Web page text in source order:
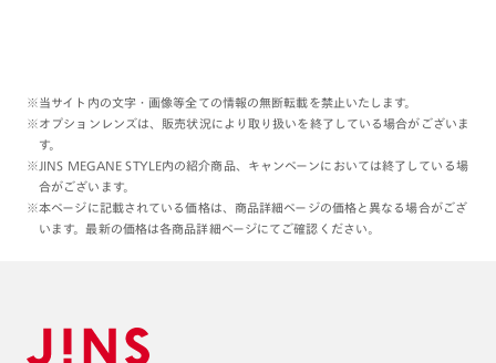
※当サイト内の文字・画像等全ての情報の無断転載を禁止いたします。
※オプションレンズは、販売状況により取り扱いを終了している場合がございま
す。
※JINS MEGANE STYLE内の紹介商品、キャンペーンにおいては終了している場
合がございます。
※本ページに記載されている価格は、商品詳細ページの価格と異なる場合がござ
います。最新の価格は各商品詳細ページにてご確認ください。